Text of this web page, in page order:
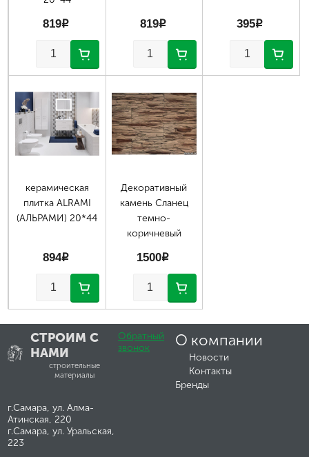
819p 819p 395p
керамическая
плитка ALRAMI
(АЛЬРАМИ) 20*44
894p
Декоративный
камень Сланец
темно-
коричневый
1500p
СТРОИМ С
НАМИ
строительные
материалы
г.Самара, ул. Алма-
Атинская, 220
г.Самара, ул. Уральская,
223
Обратный
звонок
О компании
Новости
Контакты
Бренды